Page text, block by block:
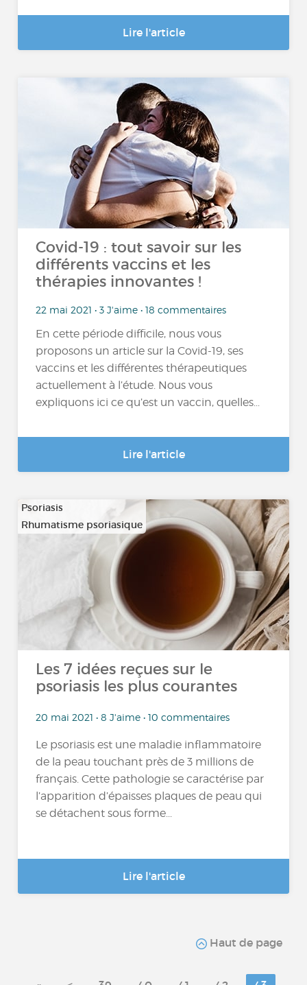
Lire l'article
Covid-19 : tout savoir sur les
différents vaccins et les
thérapies innovantes !
22 mai 2021 • 3 J'aime • 18 commentaires
En cette période difficile, nous vous
proposons un article sur la Covid-19, ses
vaccins et les différentes thérapeutiques
actuellement à l’étude. Nous vous
expliquons ici ce qu’est un vaccin, quelles...
Lire l'article
Psoriasis
Rhumatisme psoriasique
Les 7 idées reçues sur le
psoriasis les plus courantes
20 mai 2021 • 8 J'aime • 10 commentaires
Le psoriasis est une maladie inflammatoire
de la peau touchant près de 3 millions de
français. Cette pathologie se caractérise par
l’apparition d’épaisses plaques de peau qui
se détachent sous forme...
Lire l'article
Haut de page